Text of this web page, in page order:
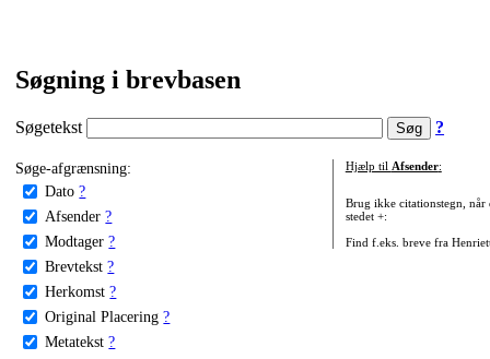
Søgning i brevbasen
Søgetekst ?
Søge-afgrænsning:
Dato ?
Afsender ?
Modtager ?
Brevtekst ?
Herkomst ?
Original Placering ?
Metatekst ?
Hjælp til Afsender:
Brug ikke citationstegn, når
stedet +:
Find f.eks. breve fra